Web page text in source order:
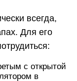
всегда,
Для его
с открытой
в